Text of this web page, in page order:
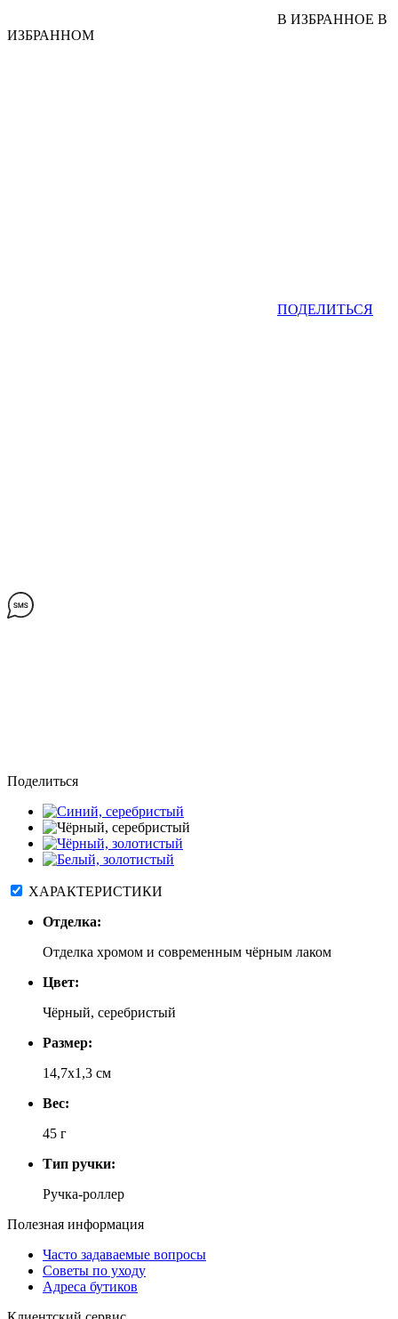
В ИЗБРАННОЕ В
ИЗБРАННОМ
ПОДЕЛИТЬСЯ
Поделиться
ХАРАКТЕРИСТИКИ
Отделка:
Отделка хромом и современным чёрным лаком
Цвет:
Чёрный, серебристый
Размер:
14,7х1,3 см
Вес:
45 г
Тип ручки:
Ручка-роллер
Полезная информация
Часто задаваемые вопросы
Советы по уходу
Адреса бутиков